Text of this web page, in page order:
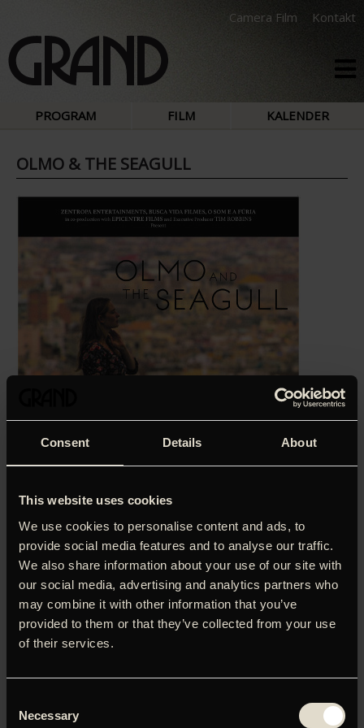
Consent Details About
This website uses cookies
We use cookies to personalise content and ads, to
provide social media features and to analyse our traffic.
We also share information about your use of our site with
our social media, advertising and analytics partners who
may combine it with other information that you’ve
provided to them or that they’ve collected from your use
of their services.
Selection
Necessary
Camera Film Kontakt
PROGRAM FILM KALENDER
OLMO & THE SEAGULL
‘En indsigtsfuldt iscenesat dokumentar om en skuespillers
ængstelse og frygt for at blive mor.’
Olivia (Olivia Corsini) er skuespiller ved et kendt parisisk
teater. Hun elsker sin profession. Hendes kæreste, Serge